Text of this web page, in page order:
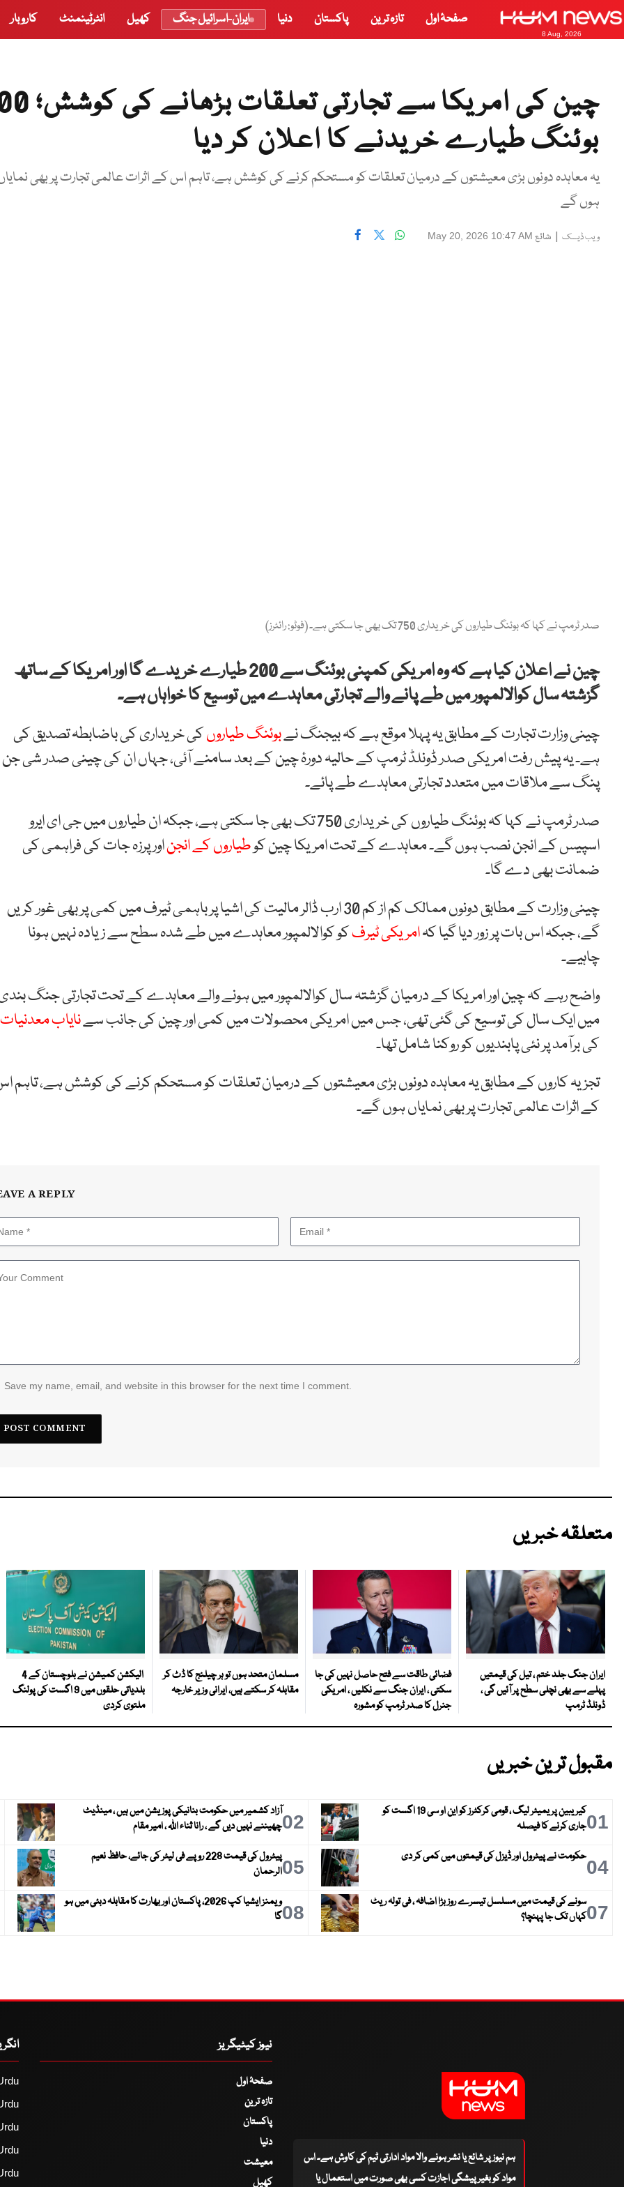
8 Aug, 2026
صفحۂ اول تازہ ترین پاکستان دنیا ایران-اسرائیل جنگ کھیل انٹرٹینمنٹ کاروبار
چین کی امریکا سے
بوئنگ طیارے خریدنے کا اعلان کر دیا
یہ معاہدہ دونوں بڑی معیشتوں کے درمیان تعلقات کو مستحکم کرنے کی کوشش ہے، تاہم اس کے اثرات عالمی تجارت پر بھی
ہوں گے
ویب ڈیسک | شائع May 20, 2026 10:47 AM
صدر ٹرمپ نے کہا کہ بوئنگ طیاروں کی خریداری 750 تک بھی جا سکتی ہے۔ (فوٹو: رائٹرز)
چین نے اعلان کیا ہے کہ وہ امریکی کمپنی بوئنگ سے 200 طیارے خریدے گا اور امریکا کے ساتھ
گزشتہ سال کوالالمپور میں طے پانے والے تجارتی معاہدے میں توسیع کا خواہاں ہے۔
چینی وزارت تجارت کے مطابق یہ پہلا موقع ہے کہ بیجنگ نےبوئنگ طیاروںکی خریداری کی باضابطہ تصدیق کی
ہے۔ یہ پیش رفت امریکی صدر ڈونلڈ ٹرمپ کے حالیہ دورۂ چین کے بعد سامنے آئی، جہاں ان کی چینی صدر شی جن
پنگ سے ملاقات میں متعدد تجارتی معاہدے طے پائے۔
صدر ٹرمپ نے کہا کہ بوئنگ طیاروں کی خریداری 750 تک بھی جا سکتی ہے، جبکہ ان طیاروں میں جی ای ایرو
اسپیس کے انجن نصب ہوں گے۔ معاہدے کے تحت امریکا چین کوطیاروں کے انجناور پرزہ جات کی فراہمی کی
ضمانت بھی دے گا۔
چینی وزارت کے مطابق دونوں ممالک کم از کم 30 ارب ڈالر مالیت کی اشیا پر باہمی ٹیرف میں کمی پر بھی غور کریں
گے، جبکہ اس بات پر زور دیا گیا کہامریکی ٹیرفکو کوالالمپور معاہدے میں طے شدہ سطح سے زیادہ نہیں ہونا
چاہیے۔
واضح رہے کہ چین اور امریکا کے درمیان گزشتہ سال کوالالمپور میں ہونے والے معاہدے کے تحت تجارتی جنگ
میں ایک سال کی توسیع کی گئی تھی، جس میں امریکی محصولات میں کمی اور چین کی جانب سےنایاب معدنیات
کی برآمد پر نئی پابندیوں کو روکنا شامل تھا۔
تجزیہ کاروں کے مطابق یہ معاہدہ دونوں بڑی معیشتوں کے درمیان تعلقات کو مستحکم کرنے کی کوشش ہے، تاہم
کے اثرات عالمی تجارت پر بھی نمایاں ہوں گے۔
A REPLY
Save my name, email, and website in this browser for the next time I comment.
متعلقہ خبریں
ایران جنگ جلد ختم ، تیل کی قیمتیں
پہلے سے بھی نچلی سطح پر آئیں گی ،
ڈونلڈ ٹرمپ
فضائی طاقت سے فتح حاصل نہیں کی جا
سکتی ، ایران جنگ سے نکلیں ، امریکی
جنرل کا صدر ٹرمپ کو مشورہ
مسلمان متحد ہوں تو ہر چیلنج کا ڈٹ کر
مقابلہ کر سکتے ہیں، ایرانی وزیر خارجہ
الیکشن کمیشن نے بلوچستان کے 4
بلدیاتی حلقوں میں 9 اگست کی پولنگ
ملتوی کردی
مقبول ترین خبریں
01
کیریبین پریمیئر لیگ ، قومی کرکٹرز کو این او سی 19 اگست کو
جاری کرنے کا فیصلہ
02آزاد کشمیر میں حکومت بنانیکی پوزیشن میں ہیں ، مینڈیٹ
چھیننے نہیں دیں گے ، رانا ثناء اللہ ، امیر مقام
04حکومت نے پیٹرول اور ڈیزل کی قیمتوں میں کمی کر دی 05
پیٹرول کی قیمت 228 روپے فی لیٹر کی جائے، حافظ نعیم
الرحمان
07سونے کی قیمت میں مسلسل تیسرے روز بڑا اضافہ ، فی تولہ ریٹ
کہاں تک جا پہنچا؟
08
ویمنز ایشیا کپ 2026، پاکستان اور بھارت کا مقابلہ دبئی میں ہو
گا
ہم نیوز پر شائع یا نشر ہونے والا مواد ادارتی ٹیم کی کاوش ہے۔ اس
مواد کو بغیر پیشگی اجازت کسی بھی صورت میں استعمال یا
نیوز کیٹیگریز
صفحۂ اول
تازہ ترین
پاکستان
دنیا
معیشت
کھیل